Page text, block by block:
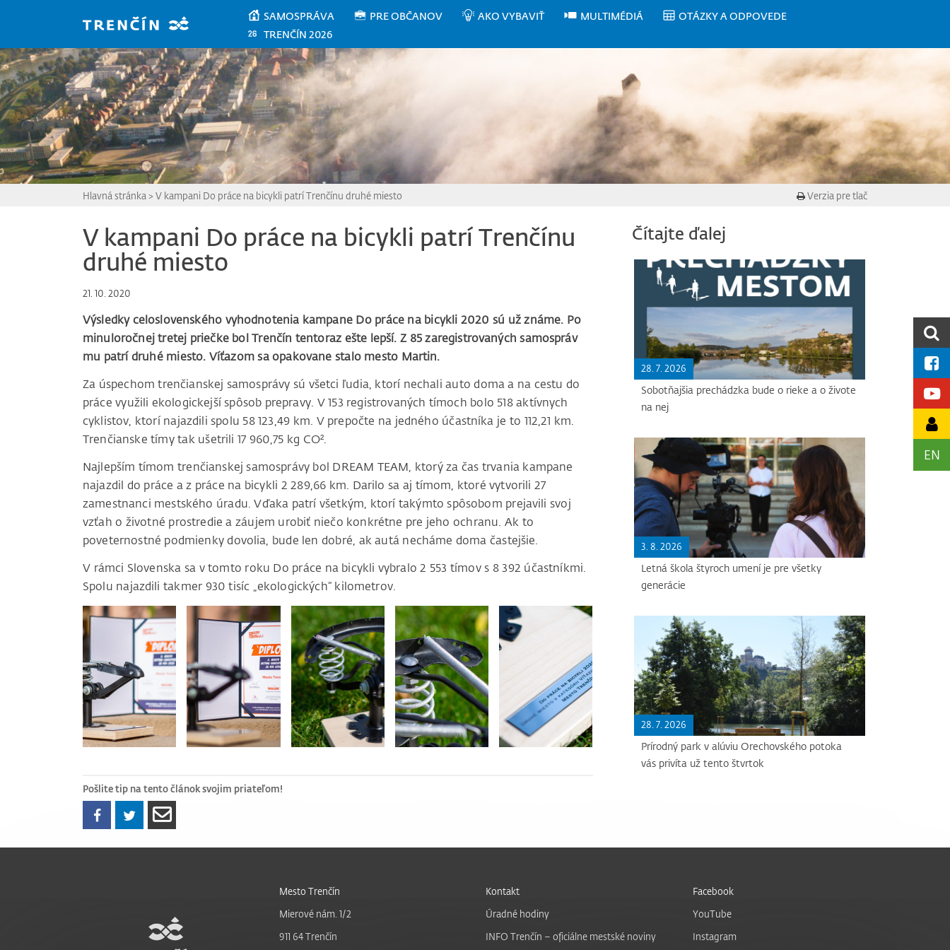
SAMOSPRÁVA PRE OBČANOV AKO VYBAVIŤ MULTIMÉDIÁ
OTÁZKY A ODPOVEDE
TRENČÍN 2026
EN
Hlavná stránka > V kampani Do práce na bicykli patrí Trenčínu druhé miesto Verzia pre tlač
V kampani Do práce na bicykli patrí Trenčínu
druhé miesto
21. 10. 2020
Výsledky celoslovenského vyhodnotenia kampane Do práce na bicykli 2020 sú už známe. Po
minuloročnej tretej priečke bol Trenčín tentoraz ešte lepší. Z 85 zaregistrovaných samospráv
mu patrí druhé miesto. Víťazom sa opakovane stalo mesto Martin.
Za úspechom trenčianskej samosprávy sú všetci ľudia, ktorí nechali auto doma a na cestu do
práce využili ekologickejší spôsob prepravy. V 153 registrovaných tímoch bolo 518 aktívnych
cyklistov, ktorí najazdili spolu 58 123,49 km. V prepočte na jedného účastníka je to 112,21 km.
Trenčianske tímy tak ušetrili 17 960,75 kg CO².
Najlepším tímom trenčianskej samosprávy bol DREAM TEAM, ktorý za čas trvania kampane
najazdil do práce a z práce na bicykli 2 289,66 km. Darilo sa aj tímom, ktoré vytvorili 27
zamestnanci mestského úradu. Vďaka patrí všetkým, ktorí takýmto spôsobom prejavili svoj
vzťah o životné prostredie a záujem urobiť niečo konkrétne pre jeho ochranu. Ak to
poveternostné podmienky dovolia, bude len dobré, ak autá necháme doma častejšie.
V rámci Slovenska sa v tomto roku Do práce na bicykli vybralo 2 553 tímov s 8 392 účastníkmi.
Spolu najazdili takmer 930 tisíc „ekologických“ kilometrov.
Pošlite tip na tento článok svojim priateľom!
Čítajte ďalej
28. 7. 2026
Sobotňajšia prechádzka bude o rieke a o živote
na nej
3. 8. 2026
Letná škola štyroch umení je pre všetky
generácie
28. 7. 2026
Prírodný park v alúviu Orechovského potoka
vás privíta už tento štvrtok
Mesto Trenčín
Mierové nám. 1/2
911 64 Trenčín
Kontakt
Úradné hodiny
INFO Trenčín – oficiálne mestské noviny
Facebook
YouTube
Instagram